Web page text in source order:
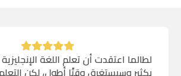
لطالما اعتقدت أن تعلم اللغة